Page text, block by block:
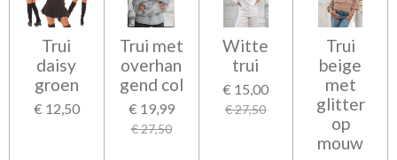
Trui
daisy
groen
€ 12,50
Trui met
overhan
gend col
€ 19,99
€ 27,50
Witte
trui
€ 15,00
€ 27,50
Trui
beige
met
glitter
op
mouw